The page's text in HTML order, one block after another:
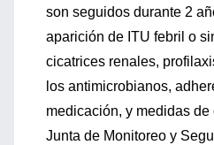
son seguidos durante 2
aparición de ITU febril o
cicatrices renales,
los antimicrobianos,
medicación, y medidas
Junta de Monitoreo y